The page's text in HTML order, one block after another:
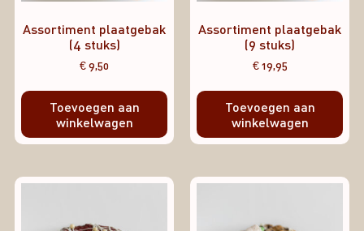
Assortiment plaatgebak
(4 stuks)
€9,50
Toevoegen aan
winkelwagen
Assortiment plaatgebak
(9 stuks)
€19,95
Toevoegen aan
winkelwagen